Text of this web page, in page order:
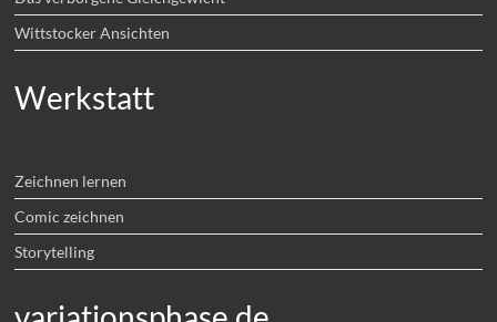
Wittstocker Ansichten
Werkstatt
Zeichnen lernen
Comic zeichnen
Storytelling